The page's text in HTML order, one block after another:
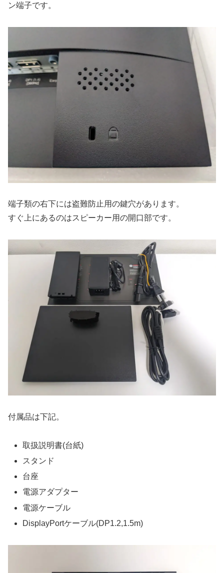
ン端子です。
端子類の右下には盗難防止用の鍵穴があります。
すぐ上にあるのはスピーカー用の開口部です。
付属品は下記。
取扱説明書(台紙)
スタンド
台座
電源アダプター
電源ケーブル
DisplayPortケーブル(DP1.2,1.5m)